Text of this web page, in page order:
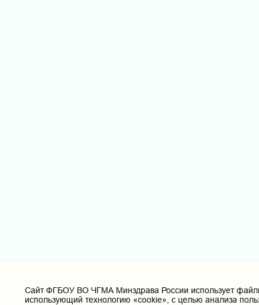
Cайт ФГБОУ ВО ЧГМА Минздрава России использует
использующий технологию «cookie», с целью анализа